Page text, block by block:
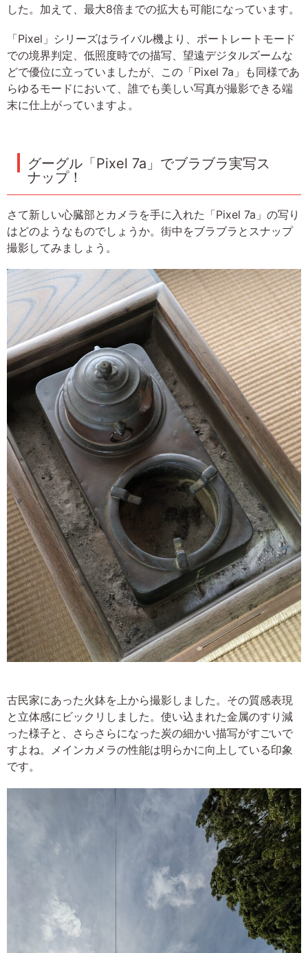
した。加えて、最大8倍までの拡大も可能になっています。
「Pixel」シリーズはライバル機より、ポートレートモード
での境界判定、低照度時での描写、望遠デジタルズームな
どで優位に立っていましたが、この「Pixel 7a」も同様であ
らゆるモードにおいて、誰でも美しい写真が撮影できる端
末に仕上がっていますよ。
グーグル「Pixel 7a」でブラブラ実写ス
ナップ！
さて新しい心臓部とカメラを手に入れた「Pixel 7a」の写り
はどのようなものでしょうか。街中をブラブラとスナップ
撮影してみましょう。
古民家にあった火鉢を上から撮影しました。その質感表現
と立体感にビックリしました。使い込まれた金属のすり減
った様子と、さらさらになった炭の細かい描写がすごいで
すよね。メインカメラの性能は明らかに向上している印象
です。